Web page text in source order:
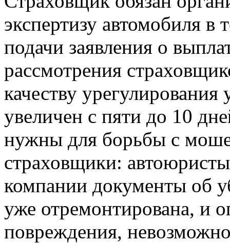
экспертизу автомобиля в
подачи заявления о
рассмотрения
качеству
увеличен с пяти до 10
нужны для борьбы с
страховщики:
компании документы об
уже отремонтирована, и
повреждения,